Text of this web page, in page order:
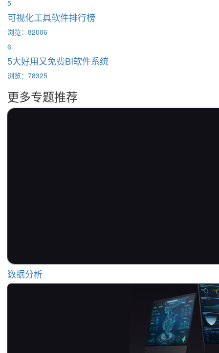
5
可视化工具软件排行榜
浏览：82006
6
5大好用又免费BI软件系统
浏览：78325
更多专题推荐
数据分析